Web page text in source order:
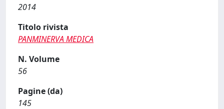
2014
Titolo rivista
PANMINERVA MEDICA
N. Volume
56
Pagine (da)
145